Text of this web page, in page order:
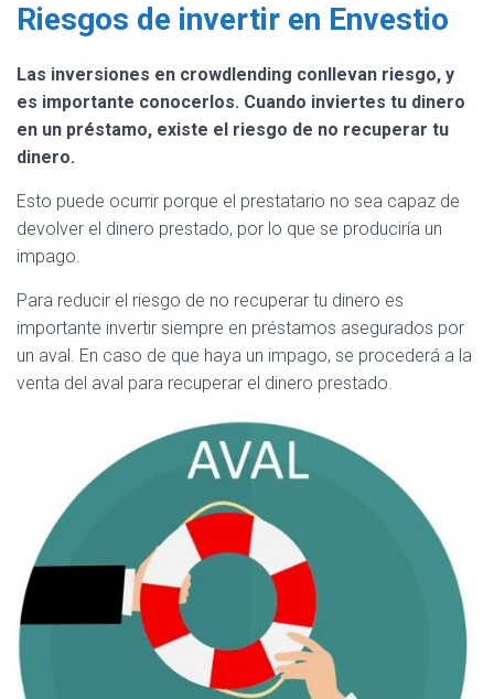
Riesgos de invertir en Envestio
Las inversiones en crowdlending conllevan riesgo, y
es importante conocerlos. Cuando inviertes tu dinero
en un préstamo, existe el riesgo de no recuperar tu
dinero.
Esto puede ocurrir porque el prestatario no sea capaz de
devolver el dinero prestado, por lo que se produciría un
impago.
Para reducir el riesgo de no recuperar tu dinero es
importante invertir siempre en préstamos asegurados por
un aval. En caso de que haya un impago, se procederá a la
venta del aval para recuperar el dinero prestado.